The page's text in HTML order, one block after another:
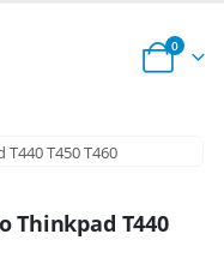
0
Thinkpad T440